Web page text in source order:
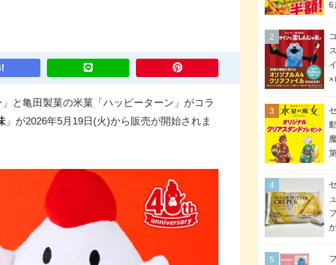
と亀田製菓の米菓「ハッピーターン」がコラ
」が2026年5月19日(火)から販売が開始されま
6
×